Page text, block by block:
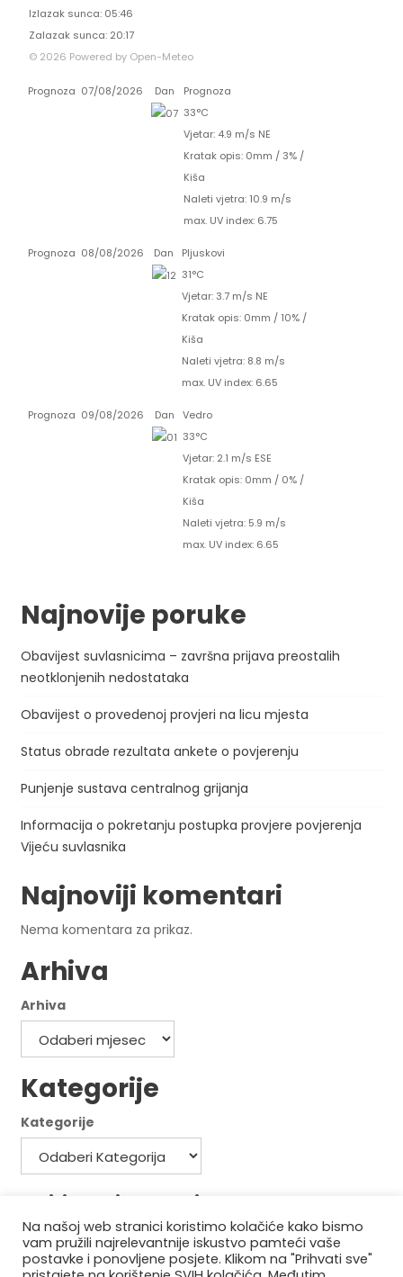
Izlazak sunca: 05:46
Zalazak sunca: 20:17
© 2026 Powered by Open-Meteo
Prognoza 07/08/2026 Dan
Prognoza
33°C
Vjetar: 4.9 m/s NE
Kratak opis: 0mm /3%/
Kiša
Naleti vjetra: 10.9 m/s
max. UV index: 6.75
Prognoza 08/08/2026 Dan
Pljuskovi
31°C
Vjetar: 3.7 m/s NE
Kratak opis: 0mm / 10%/
Kiša
Naleti vjetra: 8.8 m/s
max. UV index: 6.65
Prognoza 09/08/2026 Dan
Vedro
33°C
Vjetar: 2.1 m/s ESE
Kratak opis: 0mm / 0%/
Kiša
Naleti vjetra: 5.9 m/s
max. UV index: 6.65
Najnovije poruke
Obavijest suvlasnicima – završna prijava preostalih
neotklonjenih nedostataka
Obavijest o provedenoj provjeri na licu mjesta
Status obrade rezultata ankete o povjerenju
Punjenje sustava centralnog grijanja
Informacija o pokretanju postupka provjere povjerenja
Vijeću suvlasnika
Najnoviji komentari
Nema komentara za prikaz.
Arhiva
Arhiva
Kategorije
Kategorije
Politika privatnosti
Politika kolačića
Na našoj web stranici koristimo kolačiće kako bismo
vam pružili najrelevantnije iskustvo pamteći vaše
postavke i ponovljene posjete. Klikom na "Prihvati sve"